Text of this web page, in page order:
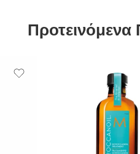
Προτεινόμενα